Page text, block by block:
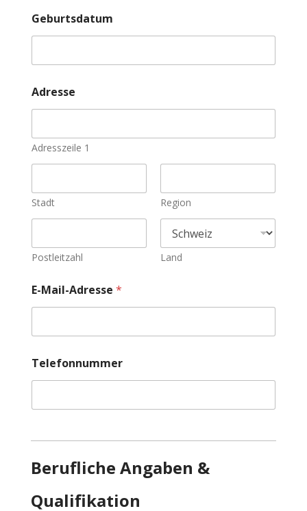
Geburtsdatum
Adresse
Adresszeile 1
Stadt Region
Postleitzahl Land
E-Mail-Adresse *
Telefonnummer
Berufliche Angaben &
Qualifikation